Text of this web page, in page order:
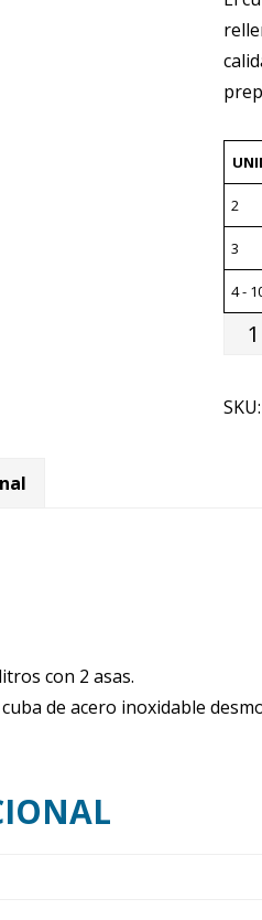
2
3
4 -
SKU:
con 2 asas.
de acero inoxidable